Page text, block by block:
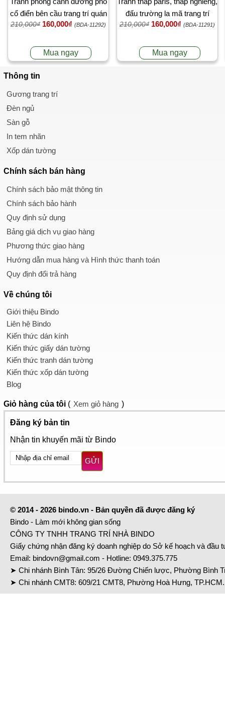
cổ điển bên cầu trang trí quán
cafe, quán ăn đẹp
210,000₫ 160,000₫ (BDA-11292)
Mua ngay
đấu trường la mã trang trí
quán cafe
210,000₫ 160,000₫ (BDA-11291)
Mua ngay
Thông tin
Gương trang trí
Đèn ngủ
Sàn gỗ
In tem nhãn
Xốp dán tường
Chính sách bán hàng
Chính sách bảo mật thông tin
Chính sách bảo hành
Quy định sử dụng
Bảng giá dịch vụ giao hàng
Phương thức giao hàng
Hướng dẫn mua hàng và Hình thức thanh toán
Quy định đổi trả hàng
Về chúng tôi
Giới thiệu Bindo
Liên hệ Bindo
Kiến thức dán kính
Kiến thức giấy dán tường
Kiến thức tranh dán tường
Kiến thức xốp dán tường
Blog
Giỏ hàng của tôi ( Xem giỏ hàng )
Đăng ký bản tin
Nhận tin khuyến mãi từ Bindo
GỬI
© 2014 - 2026 bindo.vn - Bản quyền đã được đăng ký
Bindo - Làm mới không gian sống
CÔNG TY TNHH TRANG TRÍ NHÀ BINDO
Giấy chứng nhận đăng ký doanh nghiệp do Sở kế hoạch và đầu
Email: bindovn@gmail.com - Hotline: 0949.375.775
➤ Chi nhánh Bình Tân: 95/26 Đường Chiến lược, Phường Bình
➤ Chi nhánh CMT8: 609/21 CMT8, Phường Hoà Hưng,